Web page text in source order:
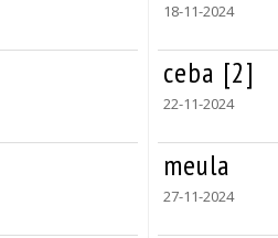
18-11-2024
ceba [2]
22-11-2024
meula
27-11-2024